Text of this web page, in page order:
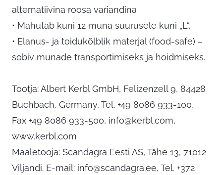
alternatiivina roosa variandina
• Mahutab kuni 12 muna suurusele kuni „L“.
• Elanus- ja toidukõlblik materjal (food-safe) –
sobiv munade transportimiseks ja hoidmiseks.
Tootja: Albert Kerbl GmbH, Felizenzell 9, 84428
Buchbach, Germany, Tel. +49 8086 933-100,
Fax +49 8086 933-500, info@kerbl.com,
www.kerbl.com
Maaletooja: Scandagra Eesti AS, Tähe 13, 71012
Viljandi. E-mail: info@scandagra.ee, Tel. +372